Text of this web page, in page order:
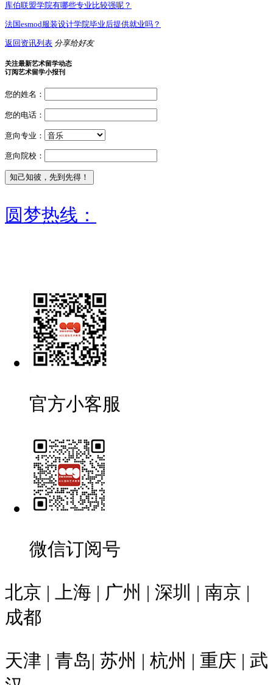
库伯联盟学院有哪些专业比较强呢？
法国esmod服装设计学院毕业后提供就业吗？
返回资讯列表 分享给好友
关注最新艺术留学动态
订阅艺术留学小报刊
您的姓名：
您的电话：
意向专业：
意向院校：
圆梦热线：
官方小客服
微信订阅号
北京 | 上海 | 广州 | 深圳 | 南京 |
成都
天津 | 青岛| 苏州 | 杭州 | 重庆 | 武